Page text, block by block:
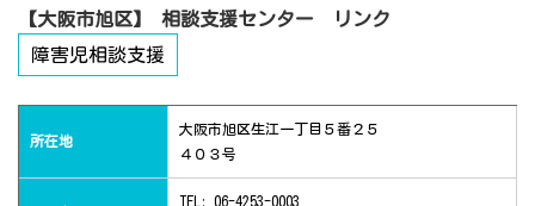
【大阪市旭区】 相談支援センター リンク
障害児相談支援
所在地
大阪市旭区生江一丁目５番２５
４０３号
TEL: 06-4253-0003